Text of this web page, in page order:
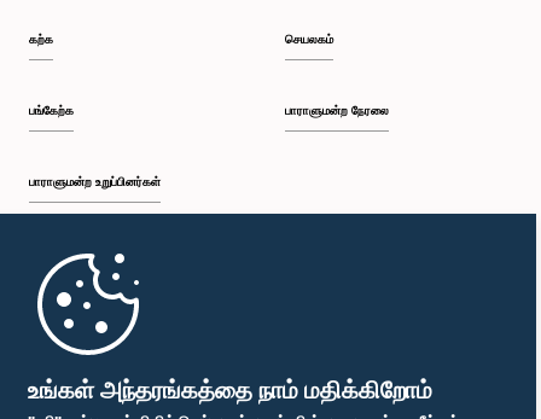
உங்கள் அந்தரங்கத்தை நாம் மதிக்கிறோம்
கற்க
பங்கேற்க
பாராளுமன்ற உறுப்பினர்கள்
முதற்பக்கம்
செயலகம்
பாராளுமன்ற நேரலை
பாராளுமன்ற கையடக்க செயலி